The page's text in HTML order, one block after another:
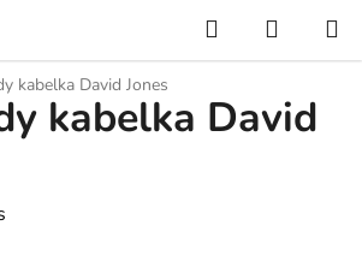
Hľadať
KOŠÍK
kabelka David Jones
kabelka David